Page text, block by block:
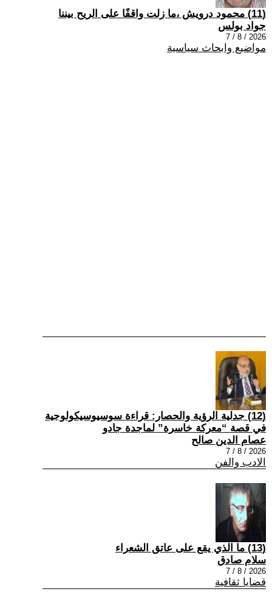
(11) محمود درويش ،ما زلت واقفًا على الريح بيننا
جواد بولس
2026 / 8 / 7
مواضيع وابحاث سياسية
(12) جدلية الرؤية والحصار: قراءة سوسيوسيكولوجية
في قصة “معركة خاسرة” لماجدة جادو
عصام الدين صالح
2026 / 8 / 7
الادب والفن
(13) ما الذي يقع على عاتق الشعراء
سلام صادق
2026 / 8 / 7
قضايا ثقافية